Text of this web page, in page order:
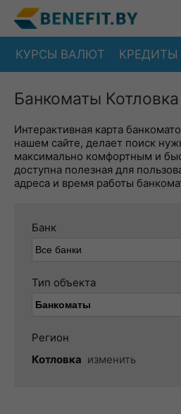
КУРСЫ ВАЛЮТ КРЕДИТЫ
Банкоматы Котловка
Интерактивная карта
нашем сайте, делает поиск
максимально комфортным и
доступна полезная для
адреса и время работы
Банк
Тип объекта
Регион
Котловка изменить